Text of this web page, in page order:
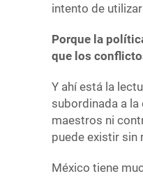
intento de
Porque la
que los
Y ahí está la
subordinada a
maestros ni
puede existir sin
México tiene